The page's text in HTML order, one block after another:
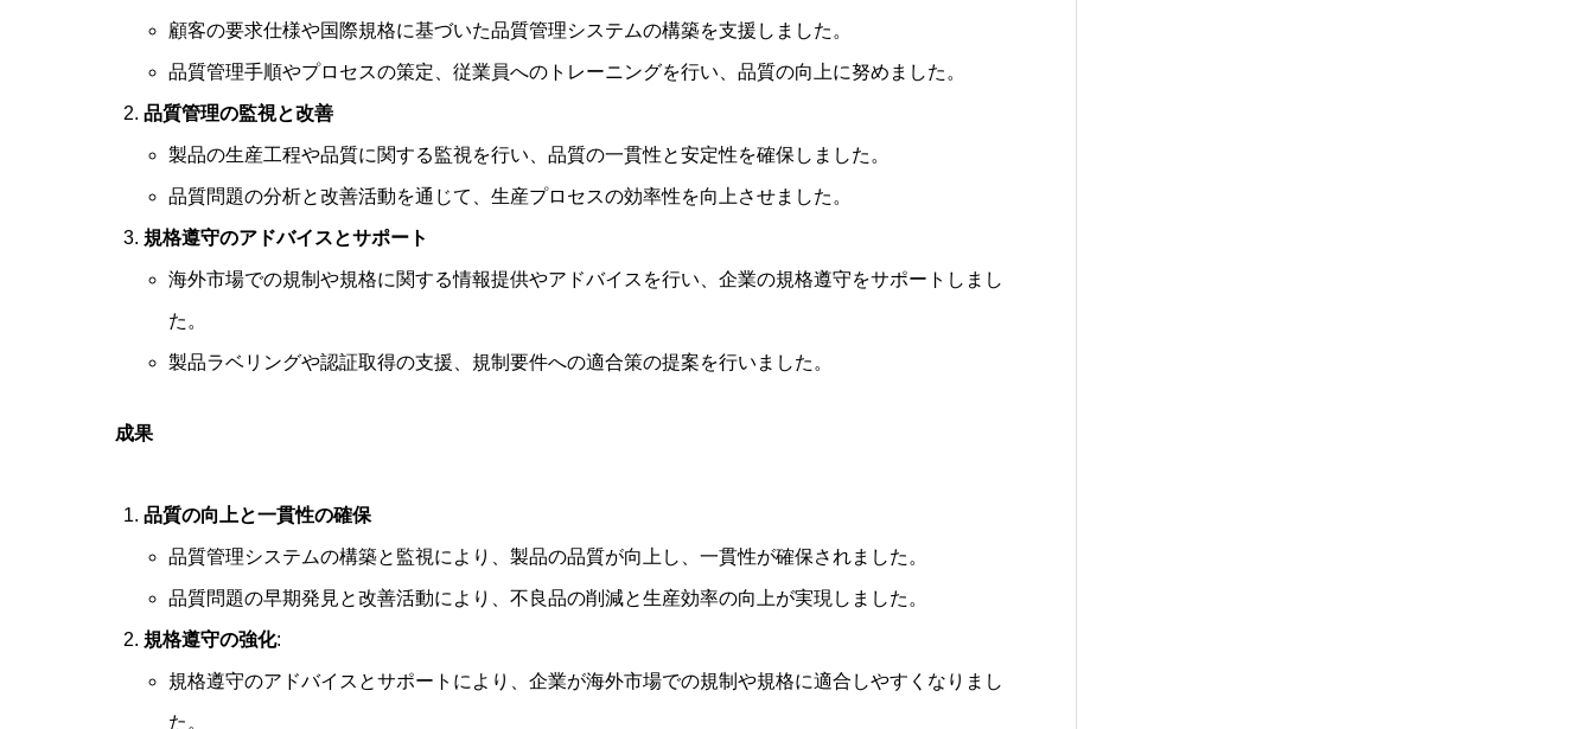
顧客の要求仕様や国際規格に基づいた品質管理システムの構築を支援しました。
品質管理手順やプロセスの策定、従業員へのトレーニングを行い、品質の向上に努めました。
品質管理の監視と改善
製品の生産工程や品質に関する監視を行い、品質の一貫性と安定性を確保しました。
品質問題の分析と改善活動を通じて、生産プロセスの効率性を向上させました。
規格遵守のアドバイスとサポート
海外市場での規制や規格に関する情報提供やアドバイスを行い、企業の規格遵守をサポートしまし
た。
製品ラベリングや認証取得の支援、規制要件への適合策の提案を行いました。
成果
品質の向上と一貫性の確保
品質管理システムの構築と監視により、製品の品質が向上し、一貫性が確保されました。
品質問題の早期発見と改善活動により、不良品の削減と生産効率の向上が実現しました。
規格遵守の強化:
規格遵守のアドバイスとサポートにより、企業が海外市場での規制や規格に適合しやすくなりまし
た。